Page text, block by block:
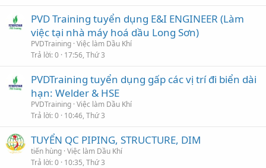
PVD Training tuyển dụng E&I ENGINEER (Làm
việc tại nhà máy hoá dầu Long Sơn)
PVDTraining Việc làm Dầu Khí
Trả lời 0 17:56, Thứ 3
PVDTraining tuyển dụng gấp các vị trí đi biển dài
hạn: Welder & HSE
PVDTraining Việc làm Dầu Khí
Trả lời 0 10:46, Thứ 3
TUYỂN QC PIPING, STRUCTURE, DIM
tiến hùng Việc làm Dầu Khí
Trả lời 0 10:35, Thứ 3